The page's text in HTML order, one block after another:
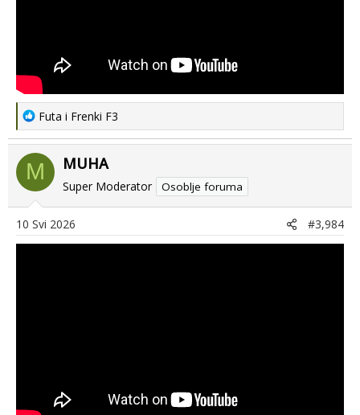
R
e
a
c
t
n
Futa i Frenki F3
M MUHA
Super Moderator Osoblje foruma
10 Svi 2026 #3,984